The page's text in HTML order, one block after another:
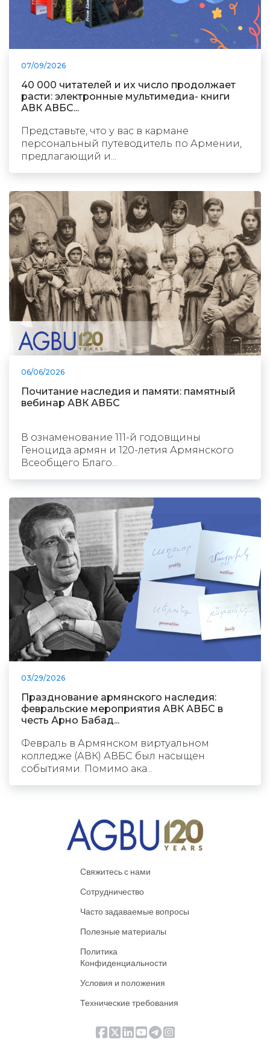
07/09/2026
40 000 читателей и их число продолжает
расти: электронные мультимедиа- книги
АВК АВБС...
Представьте, что у вас в кармане
персональный путеводитель по Армении,
предлагающий и...
06/06/2026
Почитание наследия и памяти: памятный
вебинар АВК АВБС
В ознаменование 111-й годовщины
Геноцида армян и 120-летия Армянского
Всеобщего Благо...
03/29/2026
Празднование армянского наследия:
февральские мероприятия АВК АВБС в
честь Арно Бабад...
Февраль в Армянском виртуальном
колледже (АВК) АВБС был насыщен
событиями. Помимо ака...
Свяжитесь с нами
Сотрудничество
Часто задаваемые вопросы
Полезные материалы
Политика
Конфиденциальности
Условия и положения
Технические требования